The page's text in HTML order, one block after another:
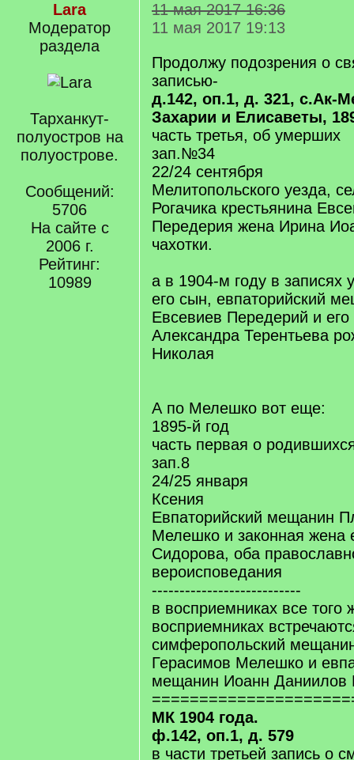
Lara
Модератор
раздела
Тарханкут-
полуостров на
полуострове.
Сообщений:
5706
На сайте с
2006 г.
Рейтинг:
10989
11 мая 2017 16:36
11 мая 2017 19:13
Продолжу подозрения о
записью-
д.142, оп.1, д. 321, с.Ак-
Захарии и Елисаветы,
часть третья, об умерших
зап.№34
22/24 сентября
Мелитопольского уезда,
Рогачика крестьянина
Передерия жена Ирина
чахотки.
а в 1904-м году в записях
его сын, евпаторийский
Евсевиев Передерий и его
Александра Терентьева
Николая
А по Мелешко вот еще:
1895-й год
часть первая о
зап.8
24/25 января
Ксения
Евпаторийский мещанин
Мелешко и законная жена
Сидорова, оба
вероисповедания
---------------------------
в восприемниках все того
восприемниках
симферопольский
Герасимов Мелешко и
мещанин Иоанн
МК 1904 года.
ф.142, оп.1, д. 579
в части третьей запись о